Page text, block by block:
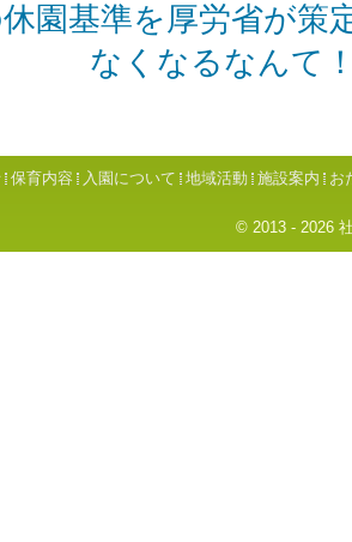
園基準を厚労省が策
なくなるなんて
保育内容 入園について 地域活動 施設案内 お
© 2013 - 2026